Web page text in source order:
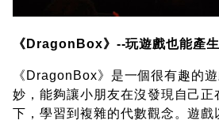
《DragonBox》--玩遊戲也能產
《DragonBox》是一個很有趣的
妙，能夠讓小朋友在沒發現自己正
下，學習到複雜的代數觀念。遊戲